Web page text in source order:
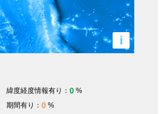
i
緯度経度情報有り： 0 %
期間有り： 0 %